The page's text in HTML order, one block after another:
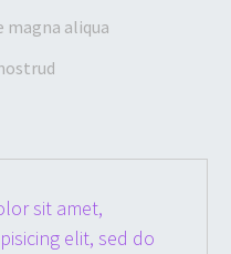
aliqua
sit amet,
elit, sed do